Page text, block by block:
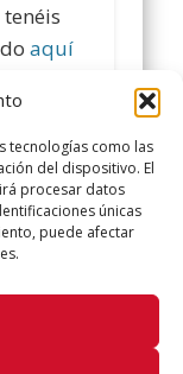
tecnologías como las
del dispositivo. El
procesar datos
únicas
puede afectar
aquí
friends!